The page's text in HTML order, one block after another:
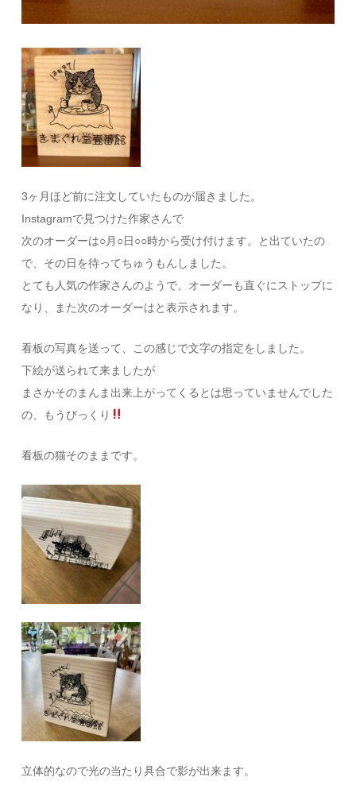
3ヶ月ほど前に注文していたものが届きました。
Instagramで見つけた作家さんで
次のオーダーは○月○日○○時から受け付けます。と出ていたの
で、その日を待ってちゅうもんしました。
とても人気の作家さんのようで、オーダーも直ぐにストップに
なり、また次のオーダーはと表示されます。
看板の写真を送って、この感じで文字の指定をしました。
下絵が送られて来ましたが
まさかそのまんま出来上がってくるとは思っていませんでした
の、もうびっくり
看板の猫そのままです。
立体的なので光の当たり具合で影が出来ます。